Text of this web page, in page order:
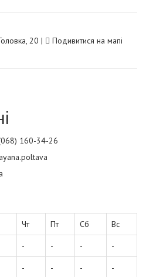
20 |
Подивитися на мапі
160-34-26
Чт Пт Сб Вс
- - - -
- - - -